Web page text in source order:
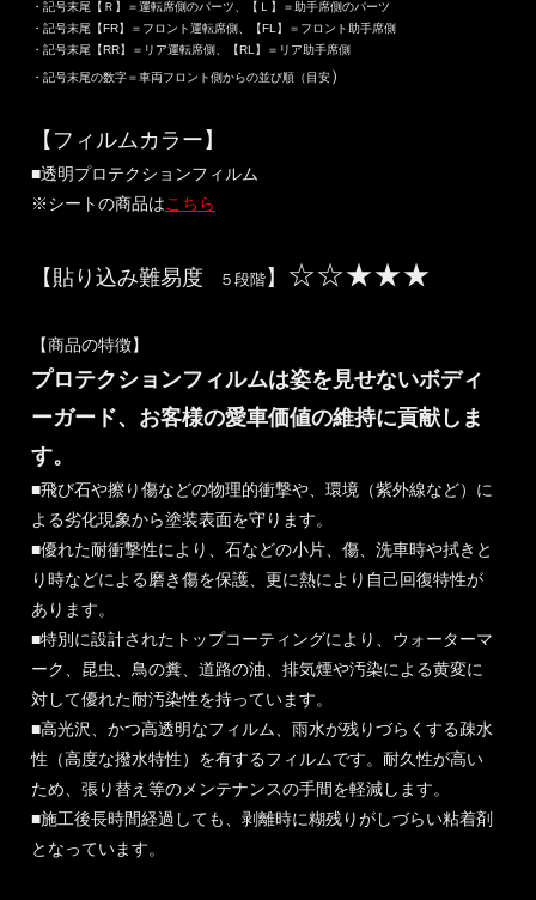
・記号末尾【Ｒ】＝運転席側のパーツ、【Ｌ】＝助手席側のパーツ
・記号末尾【FR】＝フロント運転席側、【FL】＝フロント助手席側
・記号末尾【RR】＝リア運転席側、【RL】＝リア助手席側
・記号末尾の数字＝車両フロント側からの並び順（目安）
【フィルムカラー】
■透明プロテクションフィルム
※シートの商品はこちら
【貼り込み難易度 ５段階 】 ☆☆★★★
【商品の特徴】
プロテクションフィルムは姿を見せないボディ
ーガード、お客様の愛車価値の維持に貢献しま
す。
■飛び石や擦り傷などの物理的衝撃や、環境（紫外線など）に
よる劣化現象から塗装表面を守ります。
■優れた耐衝撃性により、石などの小片、傷、洗車時や拭きと
り時などによる磨き傷を保護、更に熱により自己回復特性が
あります。
■特別に設計されたトップコーティングにより、ウォーターマ
ーク、昆虫、鳥の糞、道路の油、排気煙や汚染による黄変に
対して優れた耐汚染性を持っています。
■高光沢、かつ高透明なフィルム、雨水が残りづらくする疎水
性（高度な撥水特性）を有するフィルムです。耐久性が高い
ため、張り替え等のメンテナンスの手間を軽減します。
■施工後長時間経過しても、剥離時に糊残りがしづらい粘着剤
となっています。